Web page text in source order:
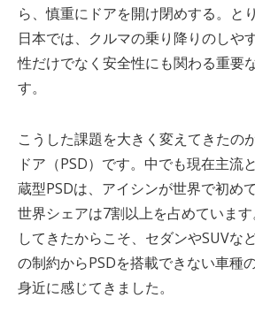
ら、慎重にドアを開け閉めする。と
日本では、クルマの乗り降りのしや
性だけでなく安全性にも関わる重要
す。
こうした課題を大きく変えてきたの
ドア（PSD）です。中でも現在主流
蔵型PSDは、アイシンが世界で初め
世界シェアは7割以上を占めていま
してきたからこそ、セダンやSUVな
の制約からPSDを搭載できない車種
身近に感じてきました。